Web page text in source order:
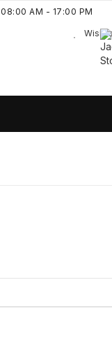
08:00 AM - 17:00 PM